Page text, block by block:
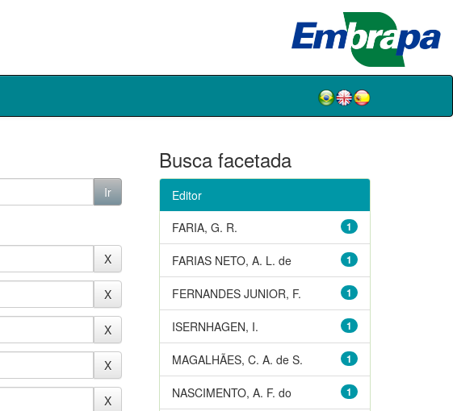
Busca facetada
Editor
1
FARIA, G. R.
1
FARIAS NETO, A. L. de
1
FERNANDES JUNIOR, F.
1
ISERNHAGEN, I.
1
MAGALHÃES, C. A. de S.
1
NASCIMENTO, A. F. do